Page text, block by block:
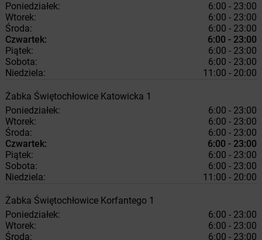
Poniedziałek:
6:00 - 23:00
Wtorek:
6:00 - 23:00
Środa:
6:00 - 23:00
Czwartek:
6:00 - 23:00
Piątek:
6:00 - 23:00
Sobota:
6:00 - 23:00
Niedziela:
11:00 - 20:00
Żabka Świętochłowice Katowicka 1
Poniedziałek:
6:00 - 23:00
Wtorek:
6:00 - 23:00
Środa:
6:00 - 23:00
Czwartek:
6:00 - 23:00
Piątek:
6:00 - 23:00
Sobota:
6:00 - 23:00
Niedziela:
11:00 - 20:00
Żabka Świętochłowice Korfantego 1
Poniedziałek:
6:00 - 23:00
Wtorek:
6:00 - 23:00
Środa:
6:00 - 23:00